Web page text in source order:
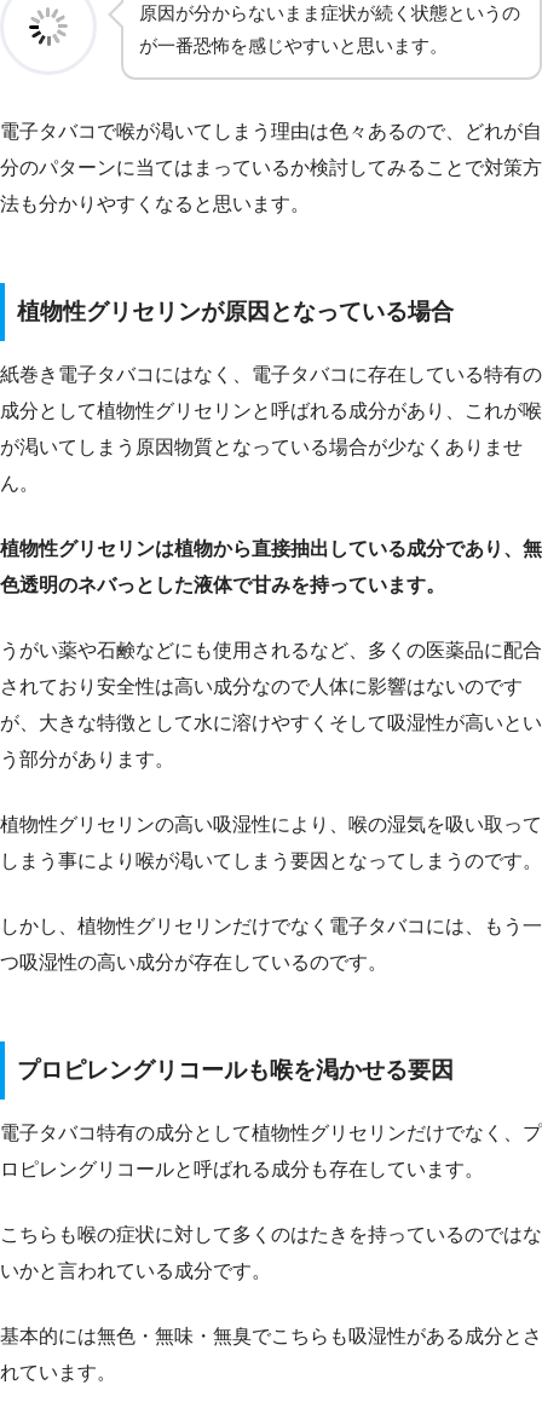
原因が分からないまま症状が続く状態というの
が一番恐怖を感じやすいと思います。
電子タバコで喉が渇いてしまう理由は色々あるので、どれが自
分のパターンに当てはまっているか検討してみることで対策方
法も分かりやすくなると思います。
植物性グリセリンが原因となっている場合
紙巻き電子タバコにはなく、電子タバコに存在している特有の
成分として植物性グリセリンと呼ばれる成分があり、これが喉
が渇いてしまう原因物質となっている場合が少なくありませ
ん。
植物性グリセリンは植物から直接抽出している成分であり、無
色透明のネバっとした液体で甘みを持っています。
うがい薬や石鹸などにも使用されるなど、多くの医薬品に配合
されており安全性は高い成分なので人体に影響はないのです
が、大きな特徴として水に溶けやすくそして吸湿性が高いとい
う部分があります。
植物性グリセリンの高い吸湿性により、喉の湿気を吸い取って
しまう事により喉が渇いてしまう要因となってしまうのです。
しかし、植物性グリセリンだけでなく電子タバコには、もう一
つ吸湿性の高い成分が存在しているのです。
プロピレングリコールも喉を渇かせる要因
電子タバコ特有の成分として植物性グリセリンだけでなく、プ
ロピレングリコールと呼ばれる成分も存在しています。
こちらも喉の症状に対して多くのはたきを持っているのではな
いかと言われている成分です。
基本的には無色・無味・無臭でこちらも吸湿性がある成分とさ
れています。